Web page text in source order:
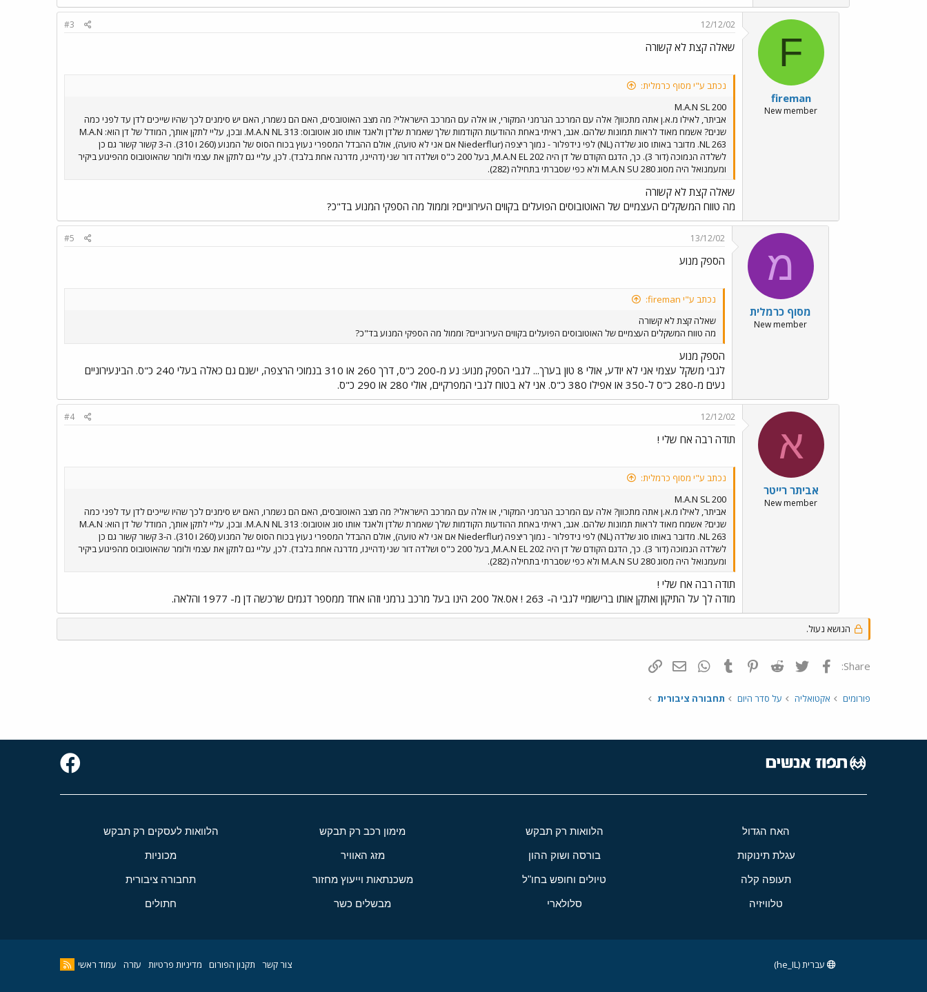
F
fireman
New member
12/12/02
#3
שאלה קצת לא קשורה
נכתב ע"י מסוף כרמלית:
M.A.N SL 200
אביתר, לאילו מ.א.ן אתה מתכוון? אלה עם המרכב הגרמני המקורי, או אלה עם המרכב הישראלי? מה מצב האוטובסים, האם הם נשמרו, האם יש סימנים לכך שהיו שייכים לדן עד לפני כמה
שנים? אשמח מאוד לראות תמונות שלהם. אגב, ראיתי באחת ההודעות הקודמות שלך שאמרת שלדן ולאגד אותו סוג אוטובוס: M.A.N NL 313. ובכן, עליי לתקן אותך, המודל של דן הוא: M.A.N
NL 263. מדובר באותו סוג שלדה (NL) לפי נידפלור - נמוך ריצפה (Niederflur אם אני לא טועה), אולם ההבדל המספרי נעוץ בכוח הסוס של המנוע (260 ו 310). ה-3 קשור קשור גם כן
לשלדה הנמוכה (דור 3). כך, הדגם הקודם של דן היה M.A.N EL 202, בעל 200 כ"ס ושלדה דור שני (דהיינו, מדרגה אחת בלבד). לכן, עליי גם לתקן את עצמי ולומר שהאוטובוס מהפיגוע ביקיר
ומעמנואל היה מסוג M.A.N SU 280 ולא כפי שסברתי בתחילה (282).
שאלה קצת לא קשורה
מה טווח המשקלים העצמיים של האוטובוסים הפועלים בקווים העירוניים? וממול מה הספקי המנוע בד"כ?
מ
מסוף כרמלית
New member
13/12/02
#5
הספק מנוע
נכתב ע"י fireman:
שאלה קצת לא קשורה
מה טווח המשקלים העצמיים של האוטובוסים הפועלים בקווים העירוניים? וממול מה הספקי המנוע בד"כ?
הספק מנוע
לגבי משקל עצמי אני לא יודע, אולי 8 טון בערך... לגבי הספק מנוע: נע מ-200 כ"ס, דרך 260 או 310 בנמוכי הרצפה, ישנם גם כאלה בעלי 240 כ"ס. הבינעירוניים
נעים מ-280 כ"ס ל-350 או אפילו 380 כ"ס. אני לא בטוח לגבי המפרקיים, אולי 280 או 290 כ"ס.
א
אביתר רייטר
New member
12/12/02
#4
תודה רבה אח שלי !
נכתב ע"י מסוף כרמלית:
M.A.N SL 200
אביתר, לאילו מ.א.ן אתה מתכוון? אלה עם המרכב הגרמני המקורי, או אלה עם המרכב הישראלי? מה מצב האוטובסים, האם הם נשמרו, האם יש סימנים לכך שהיו שייכים לדן עד לפני כמה
שנים? אשמח מאוד לראות תמונות שלהם. אגב, ראיתי באחת ההודעות הקודמות שלך שאמרת שלדן ולאגד אותו סוג אוטובוס: M.A.N NL 313. ובכן, עליי לתקן אותך, המודל של דן הוא: M.A.N
NL 263. מדובר באותו סוג שלדה (NL) לפי נידפלור - נמוך ריצפה (Niederflur אם אני לא טועה), אולם ההבדל המספרי נעוץ בכוח הסוס של המנוע (260 ו 310). ה-3 קשור קשור גם כן
לשלדה הנמוכה (דור 3). כך, הדגם הקודם של דן היה M.A.N EL 202, בעל 200 כ"ס ושלדה דור שני (דהיינו, מדרגה אחת בלבד). לכן, עליי גם לתקן את עצמי ולומר שהאוטובוס מהפיגוע ביקיר
ומעמנואל היה מסוג M.A.N SU 280 ולא כפי שסברתי בתחילה (282).
תודה רבה אח שלי !
מודה לך על התיקון ואתקן אותו ברישומיי לגבי ה- 263 ! אס.אל 200 הינו בעל מרכב גרמני וזהו אחד ממספר דגמים שרכשה דן מ- 1977 והלאה.
הנושא נעול.
Share: פייסבוק Twitter
Reddit
Pinterest
Tumblr
WhatsAppדואר אלקטרוני
פורומים אקטואליה על סדר היום תחבורה ציבורית
האח הגדול הלוואות רק תבקש מימון רכב רק תבקש הלוואות לעסקים רק תבקש
עגלת תינוקות בורסה ושוק ההון מזג האוויר מכוניות
תעופה קלה טיולים וחופש בחו"ל משכנתאות וייעוץ מחזור תחבורה ציבורית
טלוויזיה סלולארי מבשלים כשר חתולים
צור קשר תקנון הפורום מדיניות פרטיות עזרה עמוד ראשי עברית (he_IL)